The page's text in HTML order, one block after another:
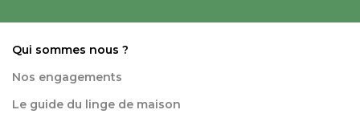
Qui sommes nous ?
Nos engagements
Le guide du linge de maison